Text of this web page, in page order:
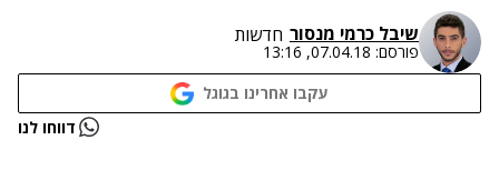
שיבל כרמי מנסור חדשות
פורסם: 07.04.18, 13:16
עקבו אחרינו בגוגל
נתקלנו בבעיה דווחו לנו